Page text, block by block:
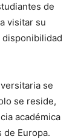
de
visitar su
disponibilidad
se
se reside,
académica
de Europa.